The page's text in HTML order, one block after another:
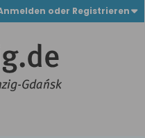
oder Registrieren